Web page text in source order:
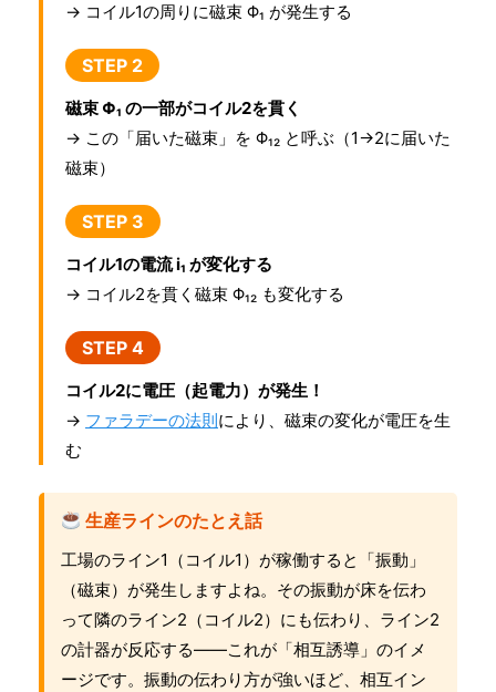
→ コイル1の周りに磁束 Φ₁ が発生する
STEP 2
磁束 Φ₁ の一部がコイル2を貫く
→ この「届いた磁束」を Φ₁₂ と呼ぶ（1→2に届いた
磁束）
STEP 3
コイル1の電流 i₁ が変化する
→ コイル2を貫く磁束 Φ₁₂ も変化する
STEP 4
コイル2に電圧（起電力）が発生！
→ ファラデーの法則 により、磁束の変化が電圧を生
む
生産ラインのたとえ話
工場のライン1（コイル1）が稼働すると「振動」
（磁束）が発生しますよね。その振動が床を伝わ
って隣のライン2（コイル2）にも伝わり、ライン2
の計器が反応する——これが「相互誘導」のイメ
ージです。振動の伝わり方が強いほど、相互イン